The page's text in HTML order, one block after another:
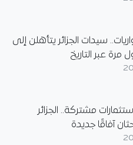
سيدات الجزائر يتأهلن إلى
مرة عبر التاريخ
مشتركة.. الجزائر
آفاقًا جديدة